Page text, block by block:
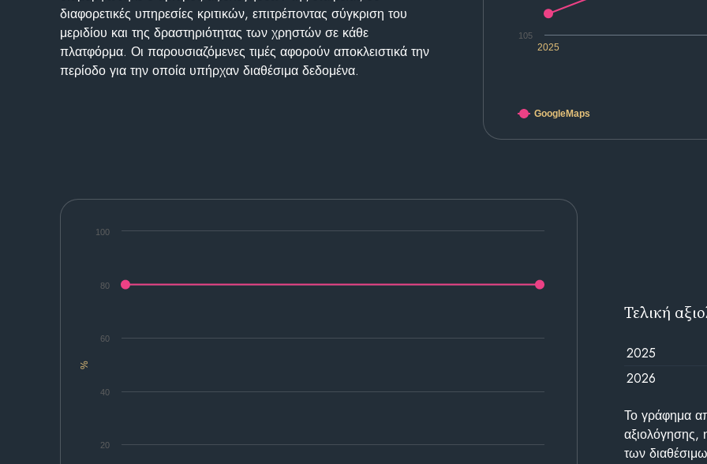
2025
105
GoogleMaps
διαφορετικές υπηρεσίες κριτικών, επιτρέποντας σύγκριση του
μεριδίου και της δραστηριότητας των χρηστών σε κάθε
πλατφόρμα. Οι παρουσιαζόμενες τιμές αφορούν αποκλειστικά την
περίοδο για την οποία υπήρχαν διαθέσιμα δεδομένα.
%
20
40
60
80
100
Τελική
2025
2026
Το γράφημα
αξιολόγησης,
των